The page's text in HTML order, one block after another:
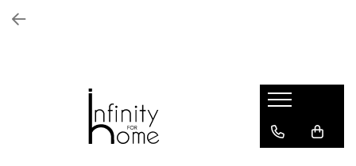
Biblioteci și rafturi
Masute auxiliare